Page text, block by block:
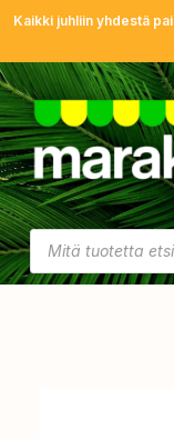
Kaikki juhliin yhdestä